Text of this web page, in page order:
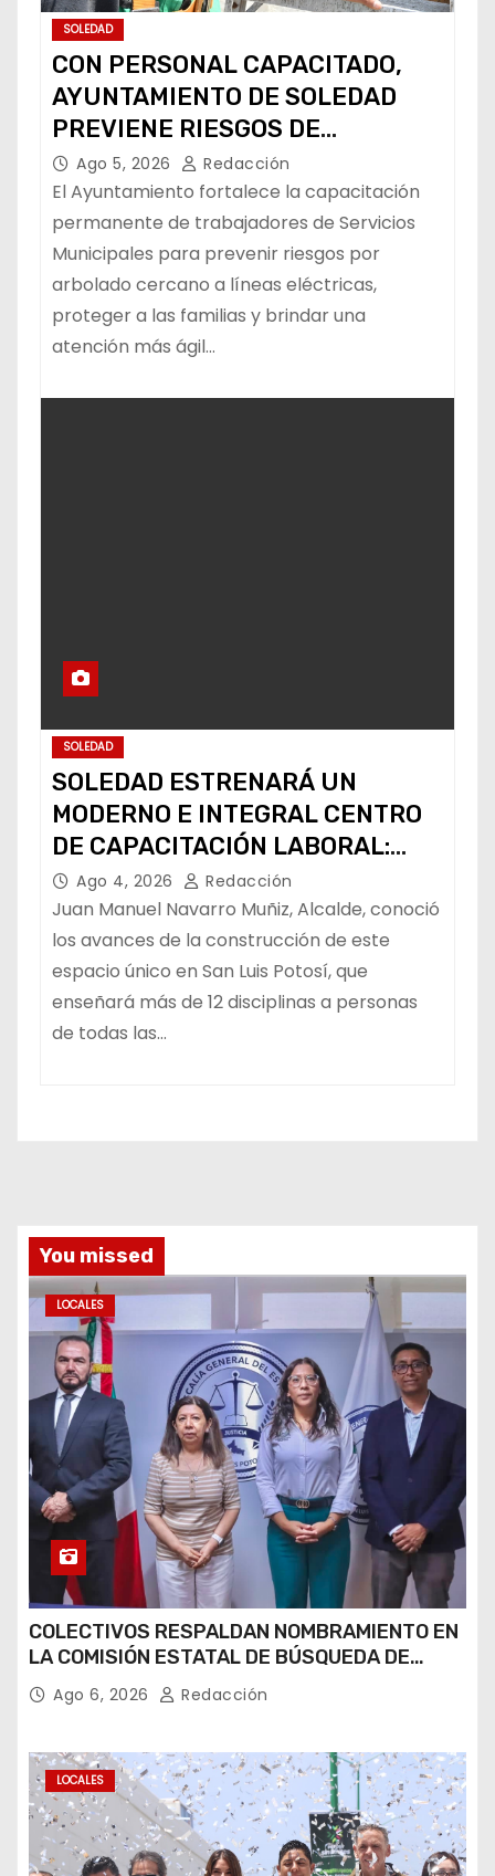
SOLEDAD
CON PERSONAL CAPACITADO,
AYUNTAMIENTO DE SOLEDAD
PREVIENE RIESGOS DE
CABLEADO ELÉCTRICO
Ago 5, 2026 Redacción
El Ayuntamiento fortalece la capacitación
permanente de trabajadores de Servicios
Municipales para prevenir riesgos por
arbolado cercano a líneas eléctricas,
proteger a las familias y brindar una
atención más ágil…
SOLEDAD
SOLEDAD ESTRENARÁ UN
MODERNO E INTEGRAL CENTRO
DE CAPACITACIÓN LABORAL:
ALCALDE
Ago 4, 2026 Redacción
Juan Manuel Navarro Muñiz, Alcalde, conoció
los avances de la construcción de este
espacio único en San Luis Potosí, que
enseñará más de 12 disciplinas a personas
de todas las…
You missed
LOCALES
COLECTIVOS RESPALDAN NOMBRAMIENTO EN
LA COMISIÓN ESTATAL DE BÚSQUEDA DE
PERSONAS.
Ago 6, 2026 Redacción
LOCALES